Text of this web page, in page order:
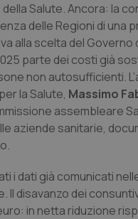
Romagna
Venezia Giulia
& BPCO
&
Atopica
dell’umore
Salute. Ancora: la
delle Regioni di una
alla scelta del Governo
parte dei costi già
non autosufficienti.
la Salute, Massimo
assembleare
aziende sanitarie,
i dati già comunicati
Il disavanzo dei
in netta riduzione